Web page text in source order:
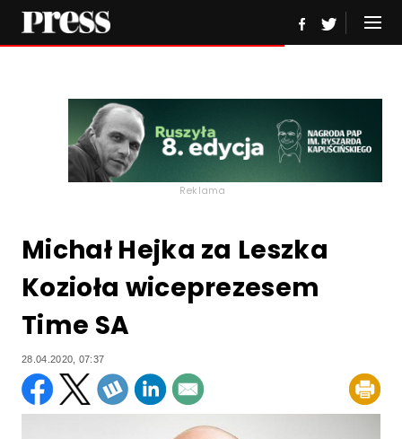
Reklama
Michał Hejka za Leszka
Kozioła wiceprezesem
Time SA
28.04.2020, 07:37